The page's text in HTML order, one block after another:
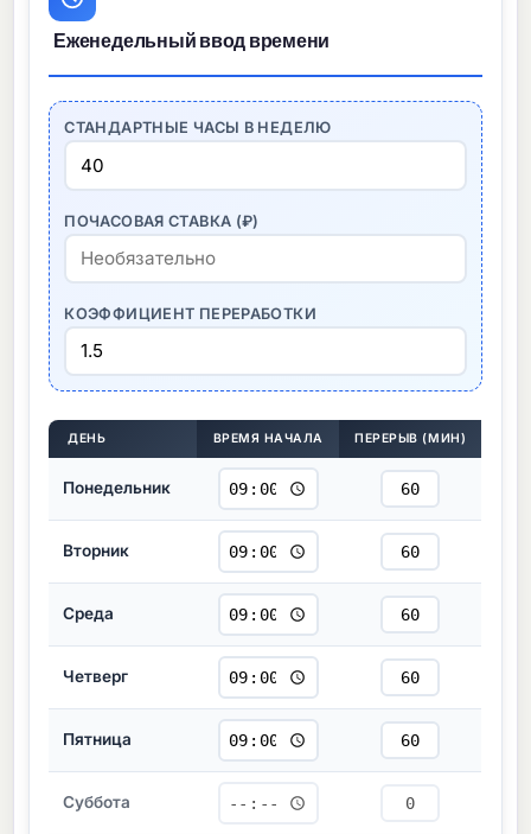
Еженедельный ввод времени
СТАНДАРТНЫЕ ЧАСЫ В НЕДЕЛЮ
ПОЧАСОВАЯ СТАВКА (₽)
КОЭФФИЦИЕНТ ПЕРЕРАБОТКИ
ДЕНЬ ВРЕМЯ НАЧАЛА ПЕРЕРЫВ (МИН)
Понедельник
Вторник
Среда
Четверг
Пятница
Суббота